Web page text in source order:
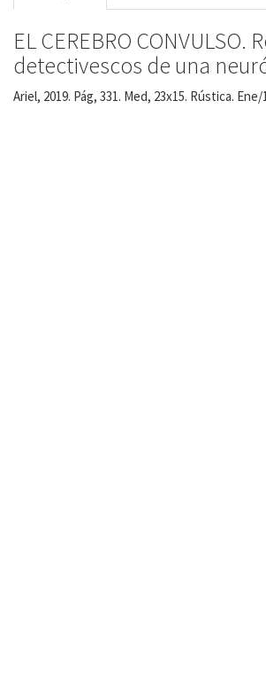
EL CEREBRO CONVULSO.
detectivescos de una
Ariel, 2019. Pág, 331. Med, 23x15. Rústica. Ene/